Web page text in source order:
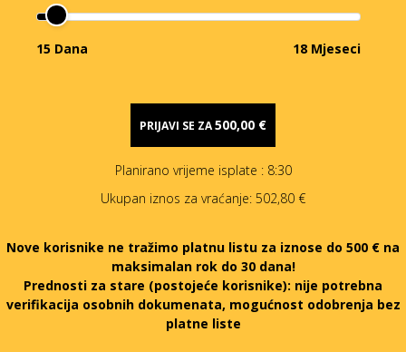
15 Dana 18 Mjeseci
PRIJAVI SE ZA500,00 €
Planirano vrijeme isplate : 8:30
Ukupan iznos za vraćanje: 502,80 €
Nove korisnike ne tražimo platnu listu za iznose do 500 € na
maksimalan rok do 30 dana!
Prednosti za stare (postojeće korisnike): nije potrebna
verifikacija osobnih dokumenata, mogućnost odobrenja bez
platne liste